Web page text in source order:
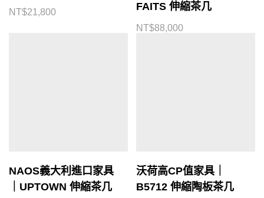
NT$21,800
FAITS 伸縮茶几
NT$88,000
NAOS義大利進口家具
｜UPTOWN 伸縮茶几
沃荷高CP值家具｜
B5712 伸縮陶板茶几